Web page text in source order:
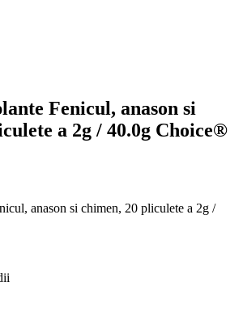
Fenicul, anason si
a 2g / 40.0g Choice®
anason si chimen, 20 pliculete a 2g /